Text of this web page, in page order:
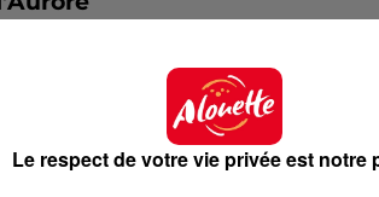
l'inconnu.
», Aurore nous emmène à
un départ catastrophique et une vie
faite de rencontres, de
Le respect de votre vie privée est notre